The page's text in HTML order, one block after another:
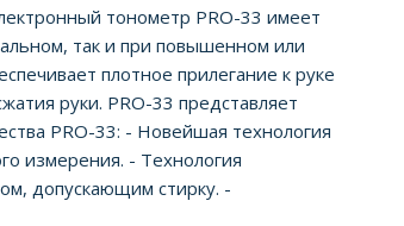
тонометр PRO-33 имеет
так и при повышенном или
плотное прилегание к руке
руки. PRO-33 представляет
PRO-33: - Новейшая технология
измерения. - Технология
допускающим стирку. -